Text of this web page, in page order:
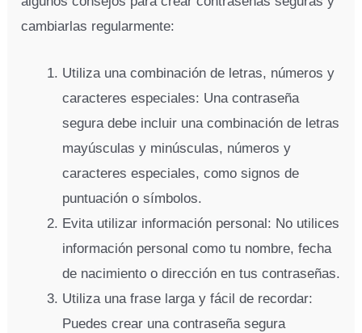
cambiarlas regularmente:
Utiliza una combinación de letras, números y
caracteres especiales: Una contraseña
segura debe incluir una combinación de letras
mayúsculas y minúsculas, números y
caracteres especiales, como signos de
puntuación o símbolos.
Evita utilizar información personal: No utilices
información personal como tu nombre, fecha
de nacimiento o dirección en tus contraseñas.
Utiliza una frase larga y fácil de recordar:
Puedes crear una contraseña segura